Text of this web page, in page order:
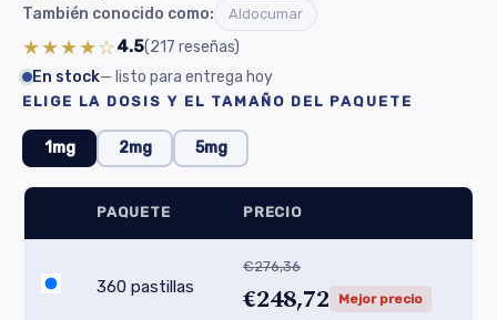
También conocido como: Aldocumar
★★★★☆4.5(217 reseñas)
En stock— listo para entrega hoy
ELIGE LA DOSIS Y EL TAMAÑO DEL PAQUETE
1mg 2mg 5mg
PAQUETE PRECIO
360 pastillas
€276,36
€248,72 Mejor precio